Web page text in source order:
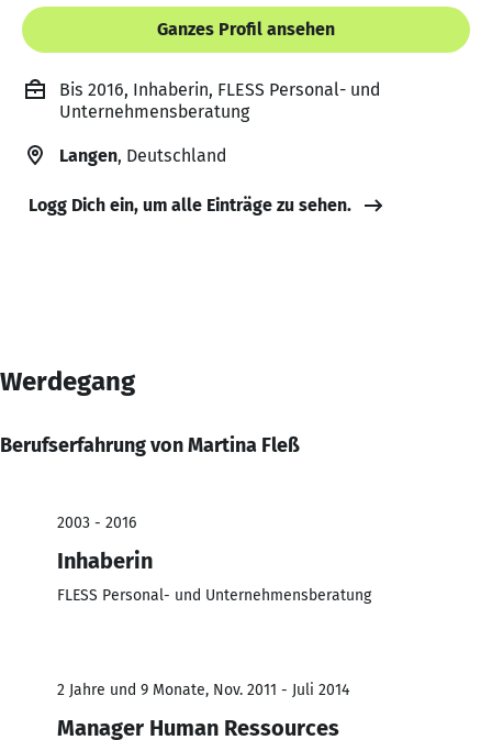
Ganzes Profil ansehen
Bis 2016, Inhaberin, FLESS Personal- und
Unternehmensberatung
Langen, Deutschland
Logg Dich ein, um alle Einträge zu sehen.
Werdegang
Berufserfahrung von Martina Fleß
2003 - 2016
Inhaberin
FLESS Personal- und Unternehmensberatung
2 Jahre und 9 Monate, Nov. 2011 - Juli 2014
Manager Human Ressources